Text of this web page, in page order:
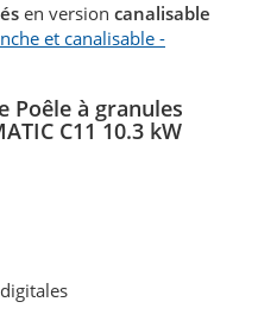
en version canalisable
et canalisable -
Poêle à granules
C11 10.3 kW